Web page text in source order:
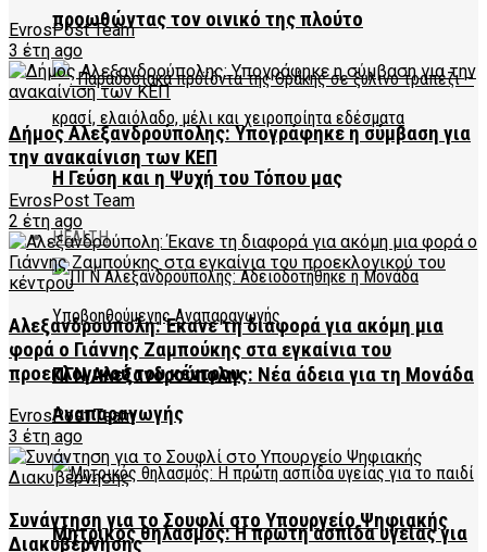
προωθώντας τον οινικό της πλούτο
Η Γεύση και η Ψυχή του Τόπου μας
HEALTH
ΠΓΝ Αλεξανδρούπολης: Νέα άδεια για τη Μονάδα
Αναπαραγωγής
Μητρικός θηλασμός: Η πρώτη ασπίδα υγείας για
EvrosPost Team
3 έτη ago
Δήμος Αλεξανδρούπολης: Υπογράφηκε η σύμβαση για
την ανακαίνιση των ΚΕΠ
EvrosPost Team
2 έτη ago
Αλεξανδρούπολη: Έκανε τη διαφορά για ακόμη μια
φορά ο Γιάννης Ζαμπούκης στα εγκαίνια του
προεκλογικού του κέντρου
EvrosPost Team
3 έτη ago
Συνάντηση για το Σουφλί στο Υπουργείο Ψηφιακής
Διακυβέρνησης